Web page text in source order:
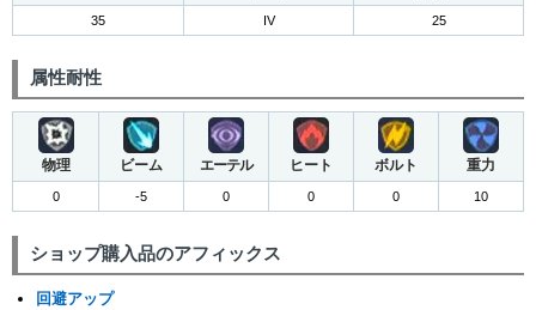
35 IV 25
属性耐性
物理 ビーム エーテル ヒート ボルト 重力
0 -5 0 0 0 10
ショップ購入品のアフィックス
回避アップ